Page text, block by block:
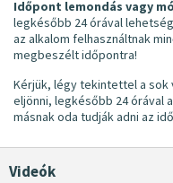
Időpont lemondás vagy
legkésőbb 24 órával
az alkalom felhasználtnak
megbeszélt időpontra!
Kérjük, légy tekintettel a sok
eljönni, legkésőbb 24 órával
másnak oda tudják adni az
Videók